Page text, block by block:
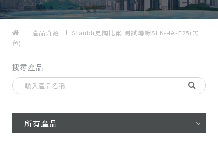
產品介紹
Staubli史陶比爾 測試導線SLK-4A-F25(黑
色)
搜尋產品
所有產品